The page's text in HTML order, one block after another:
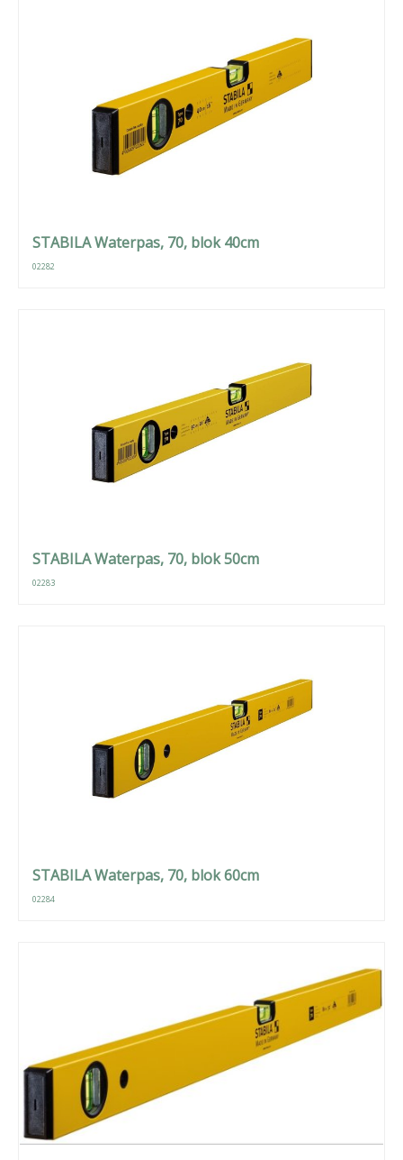
STABILA Waterpas, 70, blok 40cm
02282
STABILA Waterpas, 70, blok 50cm
02283
STABILA Waterpas, 70, blok 60cm
02284